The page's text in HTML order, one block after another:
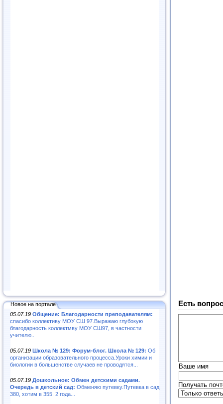
Новое на портале
05.07.19 Общение: Благодарности преподавателям:
спасибо коллективу МОУ СШ 97.Выражаю глубокую
благодарность коллектмву МОУ СШ97, в частности
учителю..
05.07.19 Школа № 129: Форум-блог. Школа № 129: Об
организации образовательного процесса.Уроки химии и
биологии в большенстве случаев не проводятся...
05.07.19 Дошкольное: Обмен детскими садами.
Очередь в детский сад: Обменяю путевку.Путевка в сад
380, хотим в 355. 2 года...
Есть
Ваше имя
Получать